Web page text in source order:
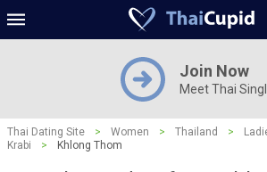
Join Now
Meet Thai
Thai Dating Site > Women > Thailand >
Krabi
> Khlong Thom